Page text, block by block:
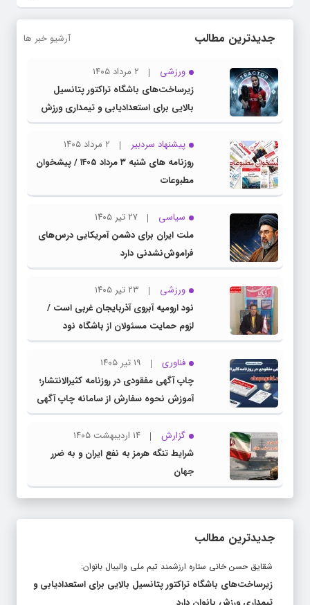
جدیدترین مطالب آرشیو خبر ها
ورزشی
۲ مرداد ۱۴۰۵
زیرساخت‌های باشگاه تراکتور پتانسیل
بالایی برای استعدادیابی و تیمداری ورزش
بانوان دارد
پیشنهاد سردبیر
۲ مرداد ۱۴۰۵
روزنامه های شنبه ۳ مرداد ۱۴۰۵ / پیشخوان
مطبوعات
سیاسی
۲۷ تیر ۱۴۰۵
ملت ایران برای دشمن آمریکایی درس‌های
فراموش‌نشدنی دارد
ورزشی
۲۳ تیر ۱۴۰۵
نود ارومیه آبروی آذربایجان غربی است /
لزوم حمایت مسئولان از باشگاه نود
فناوری
۱۹ تیر ۱۴۰۵
چاپ آگهی مفقودی در روزنامه کثیرالانتشار؛
آموزش نحوه سفارش از سامانه چاپ آگهی
دات کام
گزارش
۱۴ اردیبهشت ۱۴۰۵
شرایط تنگه هرمز به نفع ایران و به ضرر
جهان
جدیدترین مطالب
شقایق حسن خانی ستاره ارزشمند تیم ملی والیبال بانوان:
زیرساخت‌های باشگاه تراکتور پتانسیل بالایی برای استعدادیابی و